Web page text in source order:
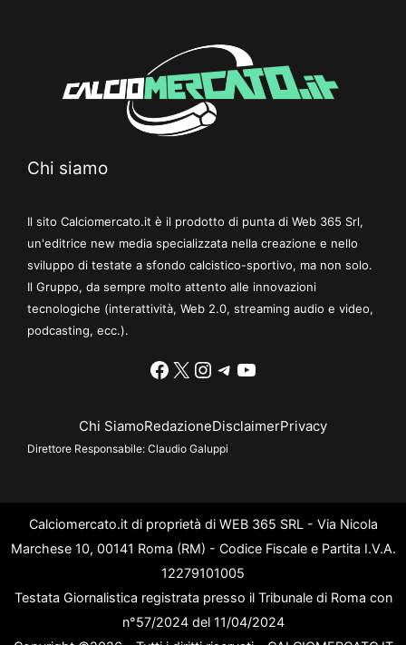
Chi siamo
Il sito Calciomercato.it è il prodotto di punta di Web 365 Srl,
un'editrice new media specializzata nella creazione e nello
sviluppo di testate a sfondo calcistico-sportivo, ma non solo.
Il Gruppo, da sempre molto attento alle innovazioni
tecnologiche (interattività, Web 2.0, streaming audio e video,
podcasting, ecc.).
Facebook
X Instagram
Telegram
YouTube
Chi SiamoRedazioneDisclaimerPrivacy
Direttore Responsabile: Claudio Galuppi
Calciomercato.it di proprietà di WEB 365 SRL - Via Nicola
Marchese 10, 00141 Roma (RM) - Codice Fiscale e Partita I.V.A.
12279101005
Testata Giornalistica registrata presso il Tribunale di Roma con
n°57/2024 del 11/04/2024